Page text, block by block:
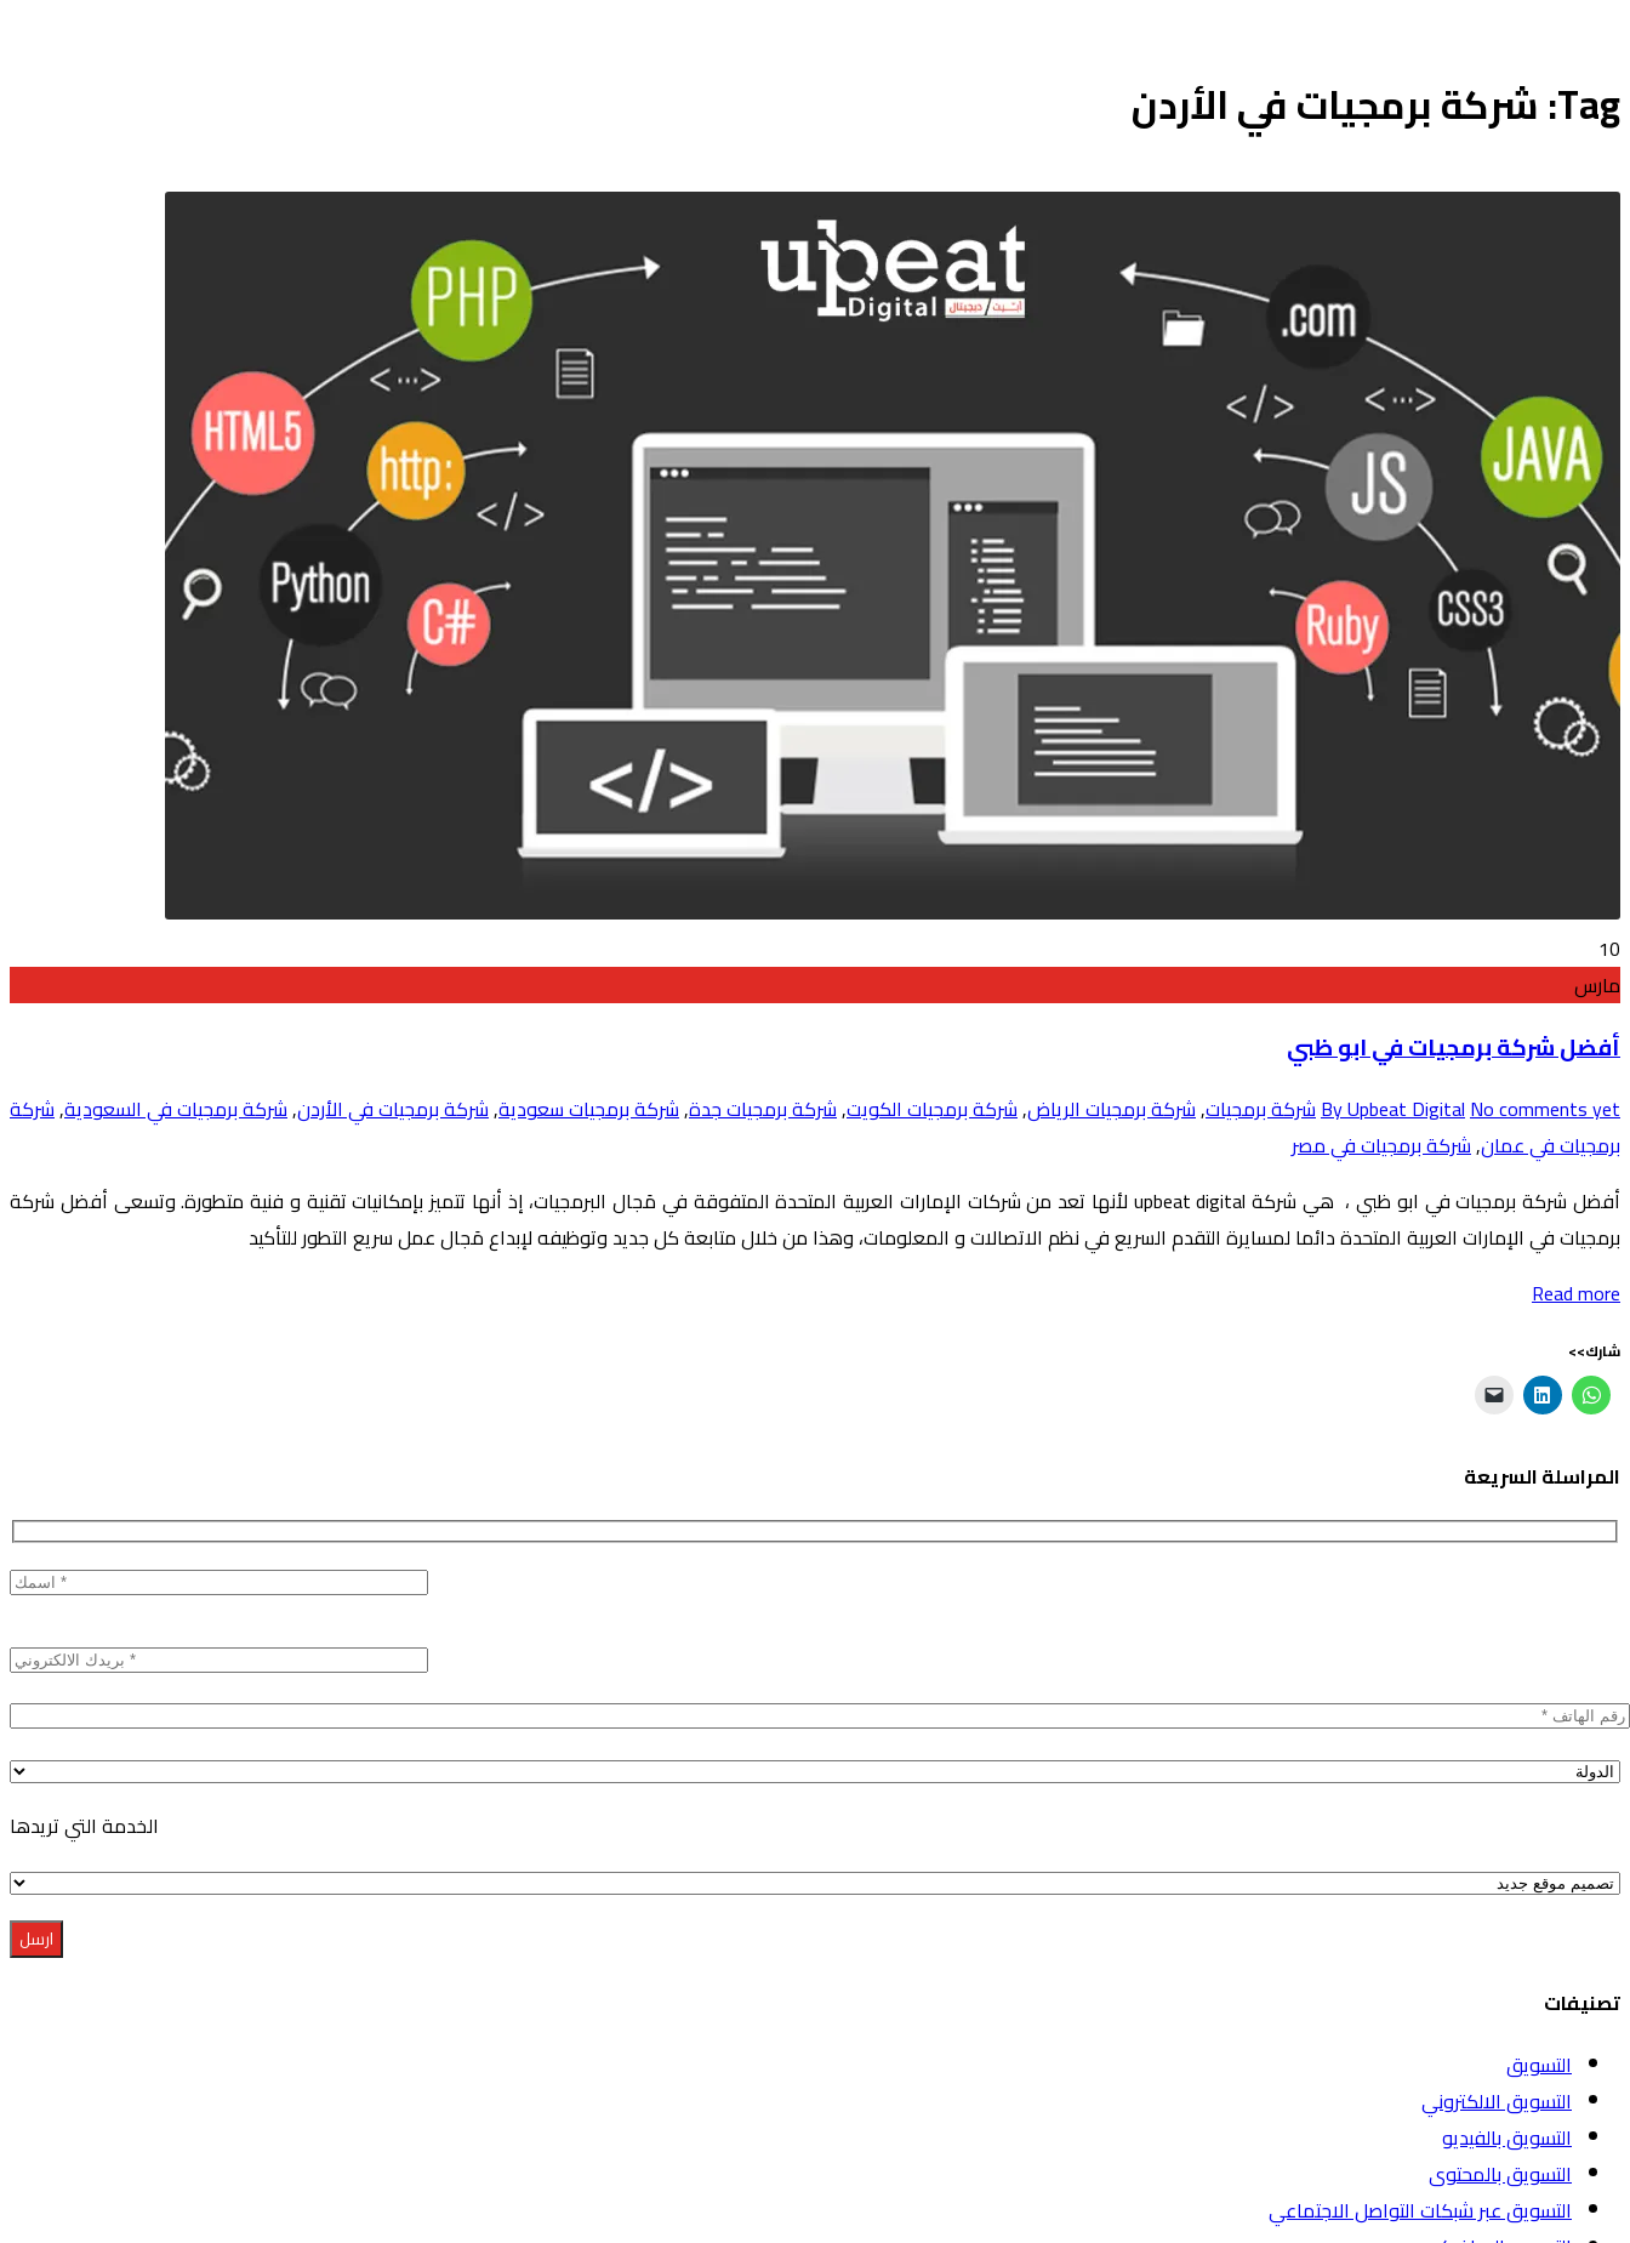
Tag: شركة برمجيات في الأردن
10
مارس
أفضل شركة برمجيات في ابو ظبي
By Upbeat DigitalNo comments yet شركة برمجيات,شركة برمجيات الرياض,شركة برمجيات الكويت,شركة برمجيات جدة,شركة برمجيات سعودية,شركة برمجيات في الأردن,شركة برمجيات في السعودية,شركة
برمجيات في عمان,شركة برمجيات في مصر
أفضل شركة برمجيات في ابو ظبي ، هي شركة upbeat digital لأنها تعد من شركات الإمارات العربية المتحدة المتفوقة في مَجال البرمجيات، إذ أنها تتميز بإمكانيات تقنية و فنية متطورة. وتسعى أفضل شركة
برمجيات في الإمارات العربية المتحدة دائما لمسايرة التقدم السريع في نظم الاتصالات و المعلومات، وهذا من خلال متابعة كل جديد وتوظيفه لإبداع مَجال عمل سريع التطور للتأكيد
Read more
شارك>>
المراسلة السريعة
Please
leave
this
empty.
الخدمة التي تريدها
تصنيفات
التسويق
التسويق الالكتروني
التسويق بالفيديو
التسويق بالمحتوى
التسويق عبر شبكات التواصل الاجتماعي